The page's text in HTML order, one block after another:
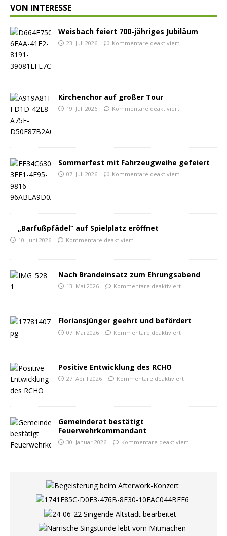
VON INTERESSE
Weisbach feiert 700-jähriges Jubiläum
23. Juli 2026 Kommentare deaktiviert
Kirchenchor auf großer Tour
19. Juli 2026 Kommentare deaktiviert
Sommerfest mit Fahrzeugweihe gefeiert
07. Juli 2026 Kommentare deaktiviert
„Barfußpfädel“ auf Spielplatz eröffnet
10. Juni 2026 Kommentare deaktiviert
Nach Brandeinsatz zum Ehrungsabend
13. Mai 2026 Kommentare deaktiviert
Floriansjünger geehrt und befördert
07. Mai 2026 Kommentare deaktiviert
Positive Entwicklung des RCHO
27. April 2026 Kommentare deaktiviert
Gemeinderat bestätigt
Feuerwehrkommandant
30. Januar 2026 Kommentare deaktiviert